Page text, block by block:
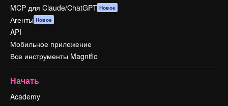
MCP для Claude/ChatGPT Новое
Агенты Новое
API
Мобильное приложение
Все инструменты Magnific
Начать
Academy